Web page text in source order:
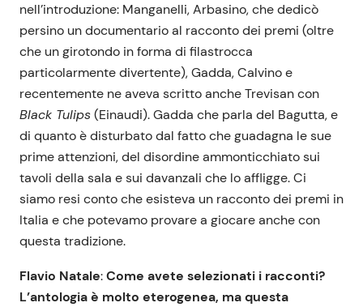
nell’introduzione: Manganelli, Arbasino, che dedicò
persino un documentario al racconto dei premi (oltre
che un girotondo in forma di filastrocca
particolarmente divertente), Gadda, Calvino e
recentemente ne aveva scritto anche Trevisan con
Black Tulips(Einaudi). Gadda che parla del Bagutta, e
di quanto è disturbato dal fatto che guadagna le sue
prime attenzioni, del disordine ammonticchiato sui
tavoli della sala e sui davanzali che lo affligge. Ci
siamo resi conto che esisteva un racconto dei premi in
Italia e che potevamo provare a giocare anche con
questa tradizione.
Flavio Natale:Come avete selezionati i racconti?
L’antologia è molto eterogenea, ma questa